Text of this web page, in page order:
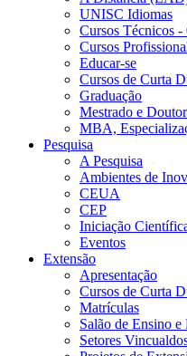
UNISC Idiomas
Cursos Técnicos
Cursos
Educar-se
Cursos de Curta
Graduação
Mestrado e
MBA,
Pesquisa
A Pesquisa
Ambientes de
CEUA
CEP
Iniciação
Eventos
Extensão
Apresentação
Cursos de Curta
Matrículas
Salão de Ensino e
Setores